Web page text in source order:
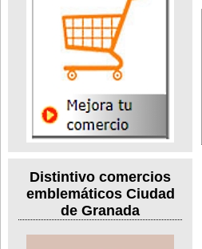
Distintivo comercios
emblemáticos Ciudad
de Granada